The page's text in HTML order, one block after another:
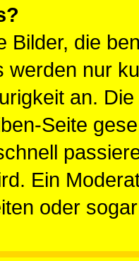
Bilder, die
werden nur
an.
Seite
Ein
oder